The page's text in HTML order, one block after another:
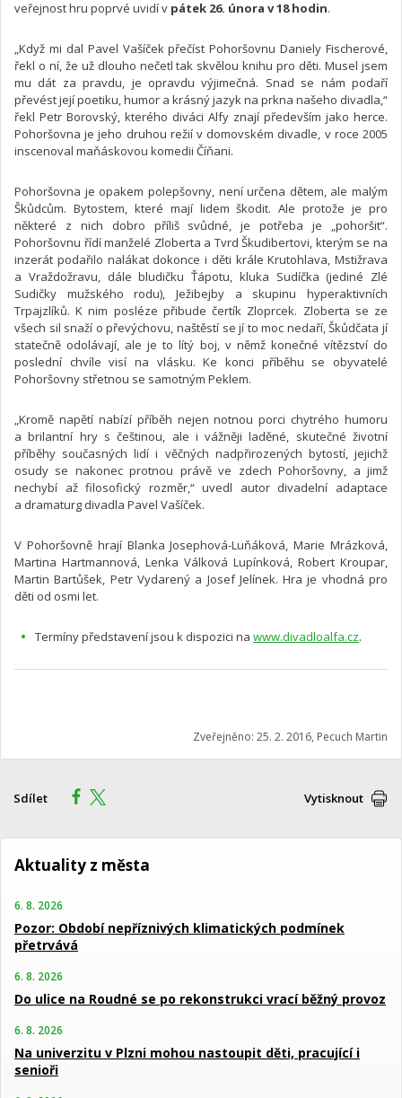
veřejnost hru poprvé uvidí v pátek 26. února v 18 hodin.
„Když mi dal Pavel Vašíček přečíst Pohoršovnu Daniely Fischerové,
řekl o ní, že už dlouho nečetl tak skvělou knihu pro děti. Musel jsem
mu dát za pravdu, je opravdu výjimečná. Snad se nám podaří
převést její poetiku, humor a krásný jazyk na prkna našeho divadla,“
řekl Petr Borovský, kterého diváci Alfy znají především jako herce.
Pohoršovna je jeho druhou režií v domovském divadle, v roce 2005
inscenoval maňáskovou komedii Číňani.
Pohoršovna je opakem polepšovny, není určena dětem, ale malým
Škůdcům. Bytostem, které mají lidem škodit. Ale protože je pro
některé z nich dobro příliš svůdné, je potřeba je „pohoršit“.
Pohoršovnu řídí manželé Zloberta a Tvrd Škudibertovi, kterým se na
inzerát podařilo nalákat dokonce i děti krále Krutohlava, Mstižrava
a Vraždožravu, dále bludičku Ťápotu, kluka Sudíčka (jediné Zlé
Sudičky mužského rodu), Ježibejby a skupinu hyperaktivních
Trpajzlíků. K nim posléze přibude čertík Zloprcek. Zloberta se ze
všech sil snaží o převýchovu, naštěstí se jí to moc nedaří, Škůdčata jí
statečně odolávají, ale je to lítý boj, v němž konečné vítězství do
poslední chvíle visí na vlásku. Ke konci příběhu se obyvatelé
Pohoršovny střetnou se samotným Peklem.
„Kromě napětí nabízí příběh nejen notnou porci chytrého humoru
a brilantní hry s češtinou, ale i vážněji laděné, skutečné životní
příběhy současných lidí i věčných nadpřirozených bytostí, jejichž
osudy se nakonec protnou právě ve zdech Pohoršovny, a jimž
nechybí až filosofický rozměr,“ uvedl autor divadelní adaptace
a dramaturg divadla Pavel Vašíček.
V Pohoršovně hrají Blanka Josephová-Luňáková, Marie Mrázková,
Martina Hartmannová, Lenka Válková Lupínková, Robert Kroupar,
Martin Bartůšek, Petr Vydarený a Josef Jelínek. Hra je vhodná pro
děti od osmi let.
Termíny představení jsou k dispozici na www.divadloalfa.cz.
Zveřejněno: 25. 2. 2016, Pecuch Martin
Sdílet Vytisknout
Aktuality z města
6. 8. 2026
Pozor: Období nepříznivých klimatických podmínek
přetrvává
6. 8. 2026
Do ulice na Roudné se po rekonstrukci vrací běžný provoz
6. 8. 2026
Na univerzitu v Plzni mohou nastoupit děti, pracující i
senioři